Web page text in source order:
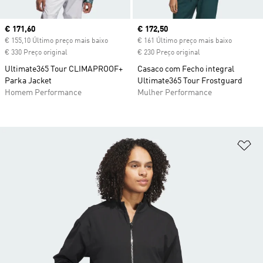
Current price
€ 171,60
€ 155,10 Último preço mais baixo
€ 330 Preço original
Ultimate365 Tour CLIMAPROOF+
Parka Jacket
Homem Performance
Current price
€ 172,50
€ 161 Último preço mais baixo
€ 230 Preço original
Casaco com Fecho integral
Ultimate365 Tour Frostguard
Mulher Performance